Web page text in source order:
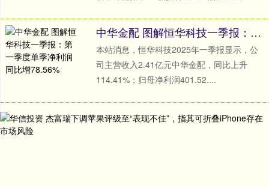
中华金配 图解恒华科技一季报：第一季度单季净利润同比增78.56%
本站消息，恒华科技2025年一季报显示，公
司主营收入2.41亿元中华金配，同比上升
114.41%；归母净利润401.52....